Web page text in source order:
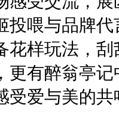
投喂与品牌
花样玩法，
更有醉翁亭
受爱与美的共